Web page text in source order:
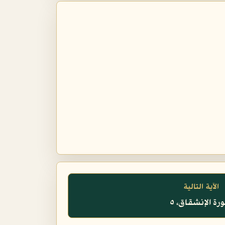
الآية التالية
الإنشقاق، ٥